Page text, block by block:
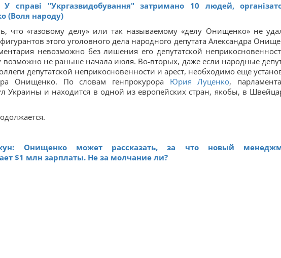
У справі "Укргазвидобування" затримано 10 людей,
(Воля народу)
что «газовому делу» или так называемому «делу Онищенко» не
этого уголовного дела народного депутата Александра
невозможно без лишения его депутатской
возможно не раньше начала июля. Во-вторых, даже если народные
депутатской неприкосновенности и арест, необходимо еще
Онищенко. По словам генпрокурора Юрия Луценко,
Украины и находится в одной из европейских стран, якобы, в
Онищенко может рассказать, за что новый
$1 млн зарплаты. Не за молчание ли?